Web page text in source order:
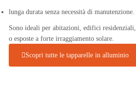
lunga durata senza necessità di manutenzione.
Sono ideali per abitazioni, edifici
o esposte a forte irraggiamento solare.
Scopri tutte le tapparelle in alluminio